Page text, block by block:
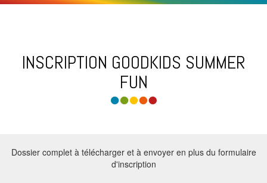
INSCRIPTION GOODKIDS SUMMER
FUN
Dossier complet à télécharger et à envoyer en plus du formulaire
d'inscription